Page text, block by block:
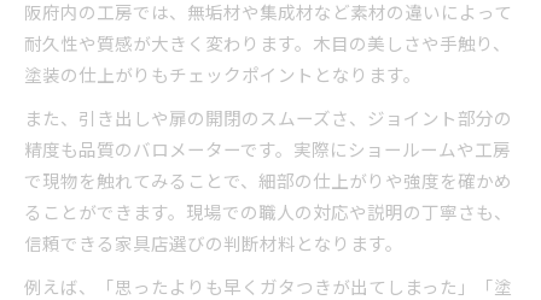
阪府内の工房では、無垢材や集成材など素材の違いによって
耐久性や質感が大きく変わります。木目の美しさや手触り、
塗装の仕上がりもチェックポイントとなります。
また、引き出しや扉の開閉のスムーズさ、ジョイント部分の
精度も品質のバロメーターです。実際にショールームや工房
で現物を触れてみることで、細部の仕上がりや強度を確かめ
ることができます。現場での職人の対応や説明の丁寧さも、
信頼できる家具店選びの判断材料となります。
例えば、「思ったよりも早くガタつきが出てしまった」「塗